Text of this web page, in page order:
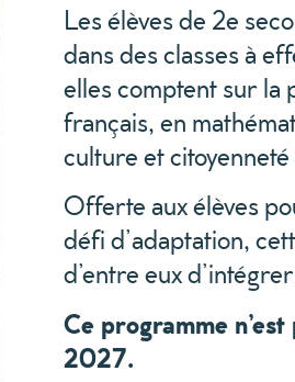
Les élèves de 2e
dans des classes à
elles comptent sur la
français, en
culture et
Offerte aux élèves
défi d’adaptation,
d’entre eux
Ce programme
2027.